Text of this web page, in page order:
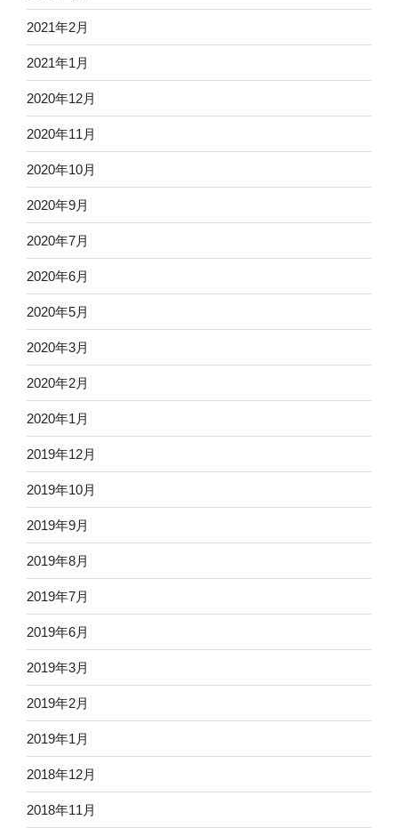
2021年2月
2021年1月
2020年12月
2020年11月
2020年10月
2020年9月
2020年7月
2020年6月
2020年5月
2020年3月
2020年2月
2020年1月
2019年12月
2019年10月
2019年9月
2019年8月
2019年7月
2019年6月
2019年3月
2019年2月
2019年1月
2018年12月
2018年11月